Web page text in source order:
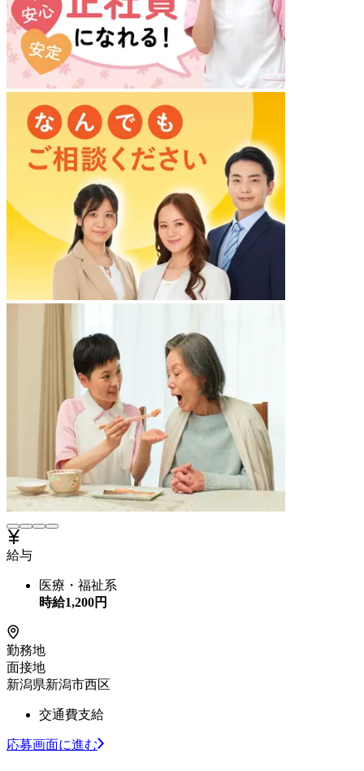
給与
医療・福祉系
時給1,200円
勤務地
面接地
新潟県新潟市西区
交通費支給
応募画面に進む